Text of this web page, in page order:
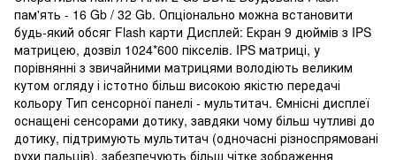
пам'ять - 16 Gb / 32 Gb. Опціонально можна встановити
будь-який обсяг Flash карти Дисплей: Екран 9 дюймів з IPS
матрицею, дозвіл 1024*600 пікселів. IPS матриці, у
порівнянні з звичайними матрицями володіють великим
кутом огляду і істотно більш високою якістю передачі
кольору Тип сенсорної панелі - мультитач. Ємнісні дисплеї
оснащені сенсорами дотику, завдяки чому більш чутливі до
дотику, підтримують мультитач (одночасні різноспрямовані
рухи пальців), забезпечують більш чітке зображення